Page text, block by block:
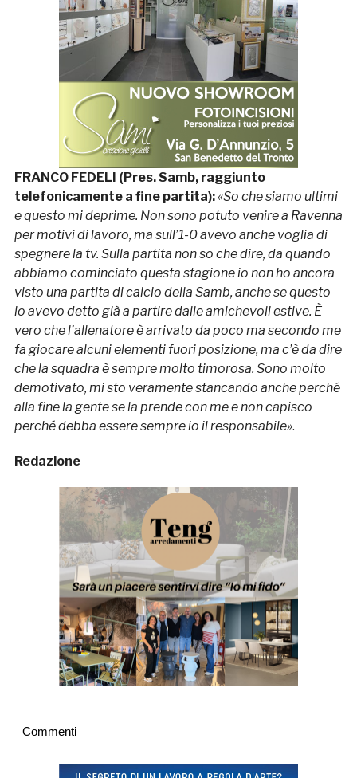
FRANCO FEDELI (Pres. Samb, raggiunto
telefonicamente a fine partita):«So che siamo ultimi
e questo mi deprime. Non sono potuto venire a Ravenna
per motivi di lavoro, ma sull’1-0 avevo anche voglia di
spegnere la tv. Sulla partita non so che dire, da quando
abbiamo cominciato questa stagione io non ho ancora
visto una partita di calcio della Samb, anche se questo
lo avevo detto già a partire dalle amichevoli estive. È
vero che l’allenatore è arrivato da poco ma secondo me
fa giocare alcuni elementi fuori posizione, ma c’è da dire
che la squadra è sempre molto timorosa. Sono molto
demotivato, mi sto veramente stancando anche perché
alla fine la gente se la prende con me e non capisco
perché debba essere sempre io il responsabile».
Redazione
Commenti